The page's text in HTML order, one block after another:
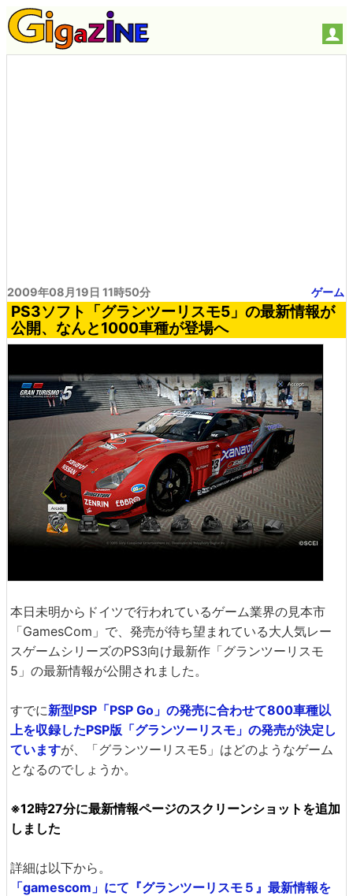
2009年08月19日 11時50分 ゲーム
PS3ソフト「グランツーリスモ5」の最新情報が
公開、なんと1000車種が登場へ
本日未明からドイツで行われているゲーム業界の見本市
「GamesCom」で、発売が待ち望まれている大人気レー
スゲームシリーズのPS3向け最新作「グランツーリスモ
5」の最新情報が公開されました。
すでに新型PSP「PSP Go」の発売に合わせて800車種以
上を収録したPSP版「グランツーリスモ」の発売が決定し
ていますが、「グランツーリスモ5」はどのようなゲーム
となるのでしょうか。
※12時27分に最新情報ページのスクリーンショットを追加
しました
詳細は以下から。
「gamescom」にて『グランツーリスモ５』最新情報を